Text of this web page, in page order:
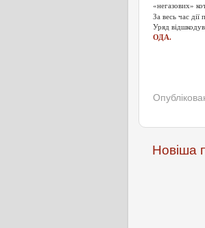
«негазових»
За весь час
Уряд
ОДА.
Новіша